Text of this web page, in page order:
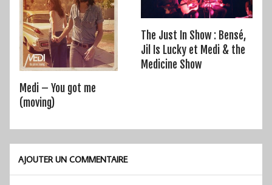
Medi – You got me
(moving)
The Just In Show : Bensé,
Jil Is Lucky et Medi & the
Medicine Show
AJOUTER UN COMMENTAIRE